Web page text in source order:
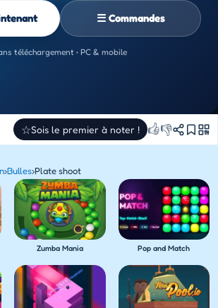
☰ Commandes
téléchargement • PC & mobile
☆Sois le premier à noter ! 👍👎
›Bulles›Plate shoot
Zumba Mania Pop and Match